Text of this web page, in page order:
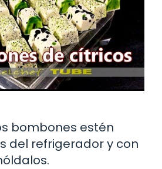
bombones estén
del refrigerador y con